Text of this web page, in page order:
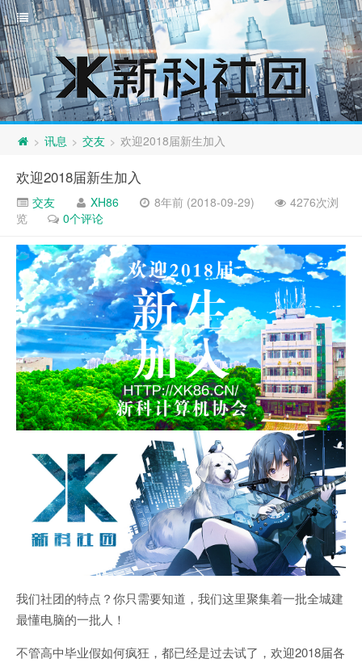
> 讯息 > 交友 > 欢迎2018届新生加入
欢迎2018届新生加入
交友 XH86 8年前 (2018-09-29)
4276次浏
览
0个评论
我们社团的特点？你只需要知道，我们这里聚集着一批全城建
最懂电脑的一批人！
不管高中毕业假如何疯狂，都已经是过去试了，欢迎2018届各